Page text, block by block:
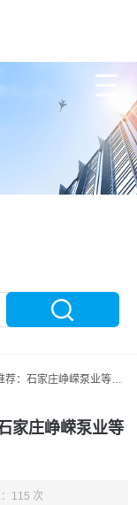
庄峥嵘泵业等核心企业盘点
家庄峥嵘泵业等
115 次